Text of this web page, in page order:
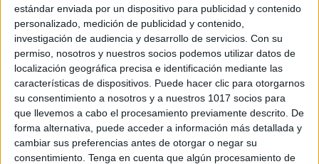
estándar enviada por un dispositivo para publicidad y contenido
personalizado, medición de publicidad y contenido,
investigación de audiencia y desarrollo de servicios. Con su
permiso, nosotros y nuestros socios podemos utilizar datos de
localización geográfica precisa e identificación mediante las
características de dispositivos. Puede hacer clic para otorgarnos
su consentimiento a nosotros y a nuestros 1017 socios para
que llevemos a cabo el procesamiento previamente descrito. De
forma alternativa, puede acceder a información más detallada y
cambiar sus preferencias antes de otorgar o negar su
consentimiento. Tenga en cuenta que algún procesamiento de
ENLACE AL GRUPO
DESCARGA MÁS ABAJO EL
RECURSO EN PDF